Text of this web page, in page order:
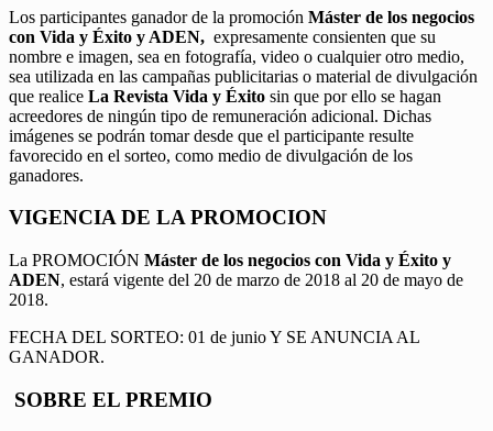
Los participantes ganador de la promoción Máster de los negocios
con Vida y Éxito y ADEN, expresamente consienten que su
nombre e imagen, sea en fotografía, video o cualquier otro medio,
sea utilizada en las campañas publicitarias o material de divulgación
que realice La Revista Vida y Éxito sin que por ello se hagan
acreedores de ningún tipo de remuneración adicional. Dichas
imágenes se podrán tomar desde que el participante resulte
favorecido en el sorteo, como medio de divulgación de los
ganadores.
VIGENCIA DE LA PROMOCION
La PROMOCIÓN Máster de los negocios con Vida y Éxito y
ADEN, estará vigente del 20 de marzo de 2018 al 20 de mayo de
2018.
FECHA DEL SORTEO: 01 de junio Y SE ANUNCIA AL
GANADOR.
SOBRE EL PREMIO